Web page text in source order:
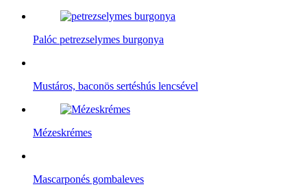
Palóc petrezselymes burgonya
Mustáros, baconös sertéshús lencsével
Mézeskrémes
Mascarponés gombaleves